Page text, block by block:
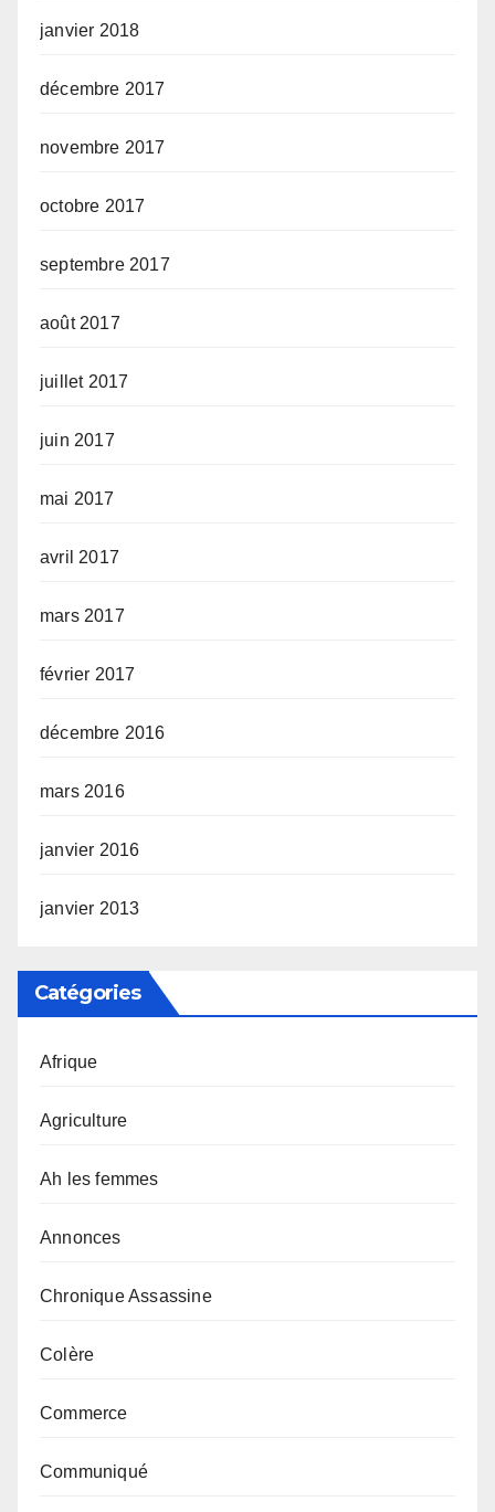
janvier 2018
décembre 2017
novembre 2017
octobre 2017
septembre 2017
août 2017
juillet 2017
juin 2017
mai 2017
avril 2017
mars 2017
février 2017
décembre 2016
mars 2016
janvier 2016
janvier 2013
Catégories
Afrique
Agriculture
Ah les femmes
Annonces
Chronique Assassine
Colère
Commerce
Communiqué